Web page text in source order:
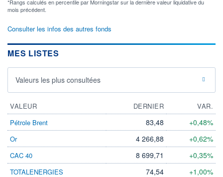
*Rangs calculés en percentile par Morningstar sur la dernière valeur liquidative du
mois précédent.
Consulter les infos des autres fonds
MES LISTES
Valeurs les plus consultées
VALEUR DERNIER
VAR.
Pétrole Brent
83,48 +0,48%
Or 4 266,88 +0,62%
CAC 40 8 699,71 +0,35%
TOTALENERGIES 74,54 +1,00%